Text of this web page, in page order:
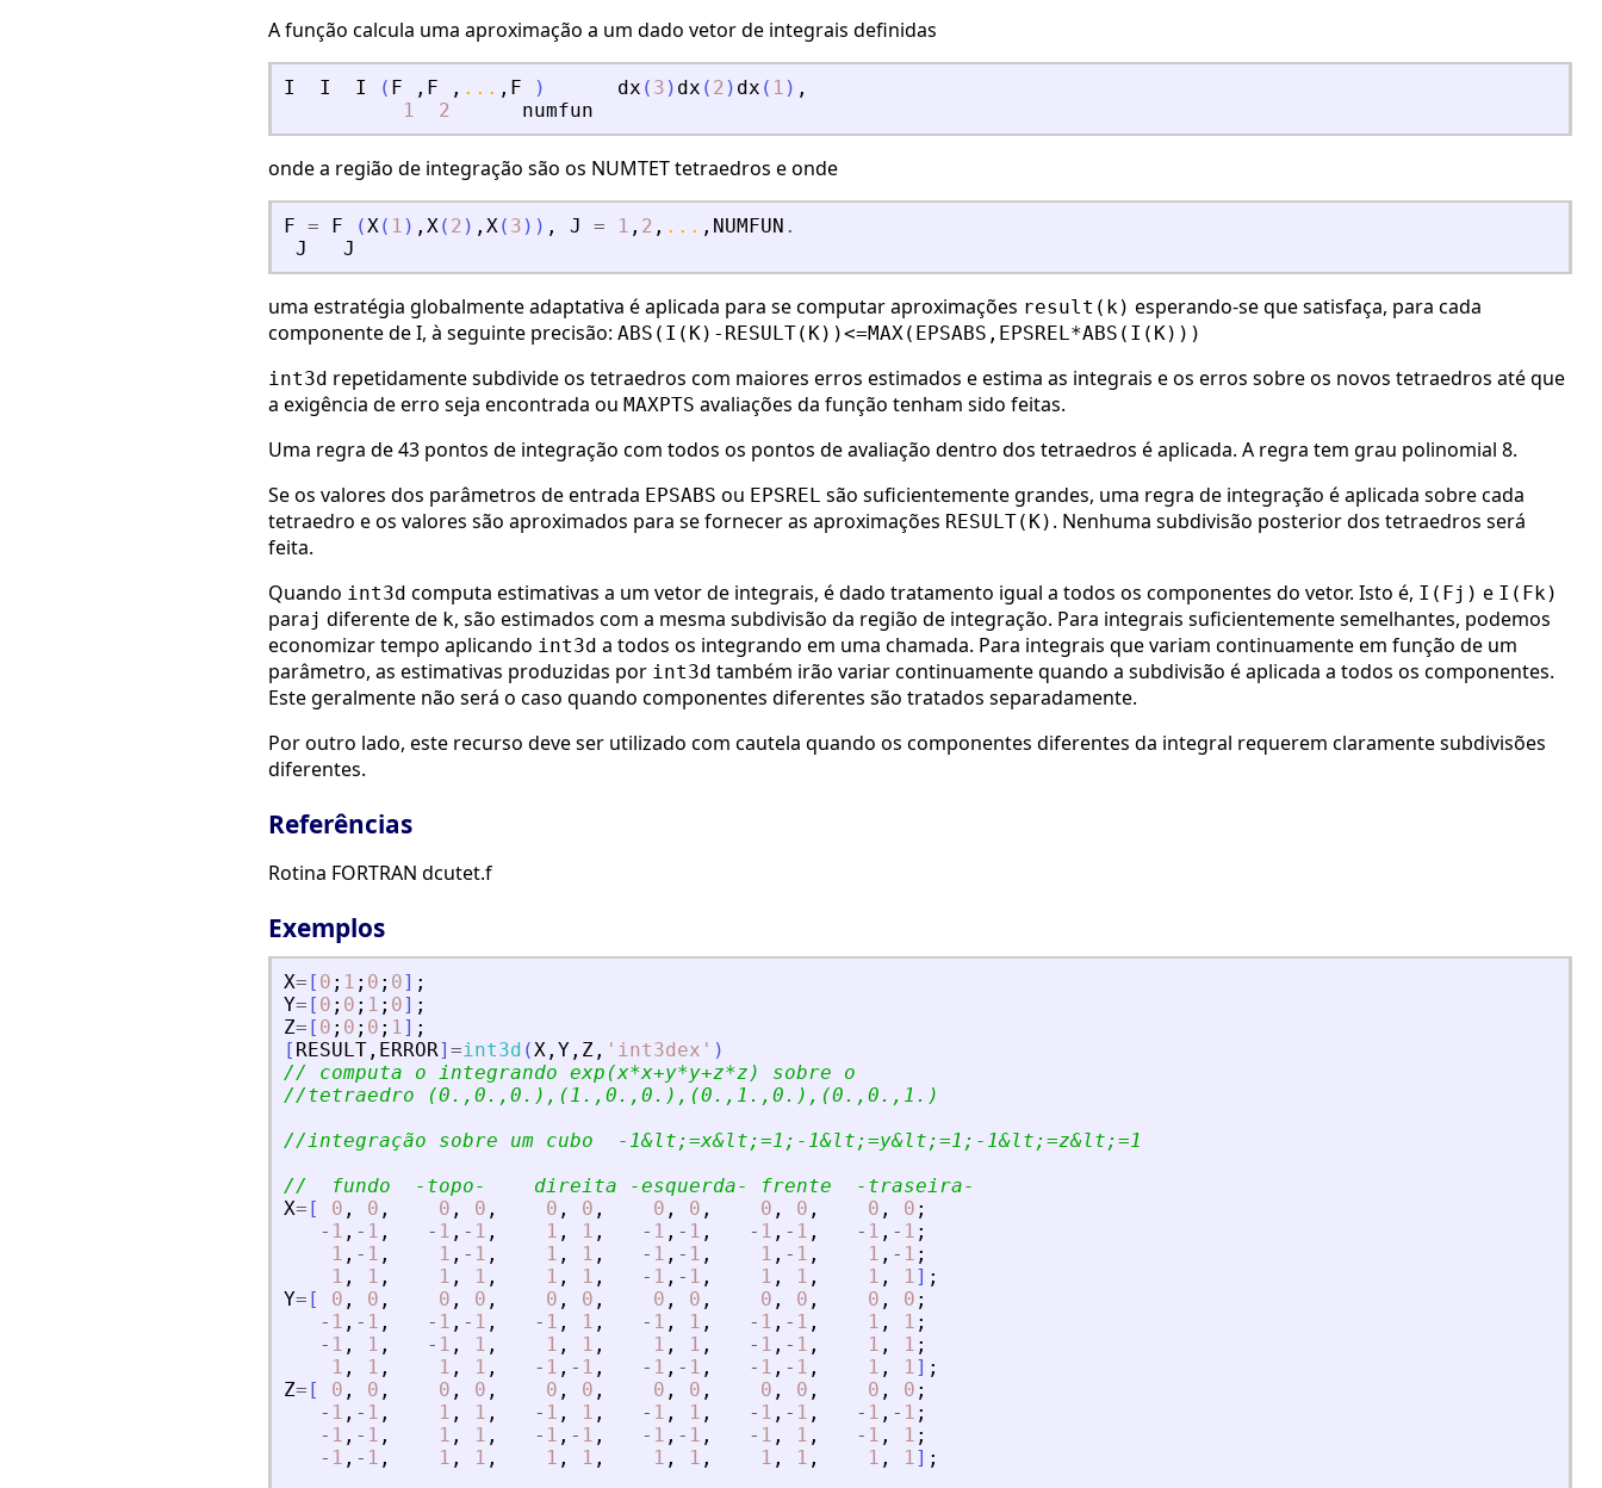
A função calcula uma aproximação a um dado vetor de integrais definidas
I I I ( F , F , ... , F ) dx ( 3 ) dx ( 2 ) dx ( 1 ) ,
1
2 numfun
onde a região de integração são os NUMTET tetraedros e onde
F = F (X( 1 ) , X( 2 ) , X( 3 ) ) , J = 1 , 2 , ... , NUMFUN .
J
J
uma estratégia globalmente adaptativa é aplicada para se computar aproximações result(k) esperando-se que satisfaça, para cada
componente de I, à seguinte precisão: ABS(I(K)-RESULT(K))<=MAX(EPSABS,EPSREL*ABS(I(K)))
int3d repetidamente subdivide os tetraedros com maiores erros estimados e estima as integrais e os erros sobre os novos tetraedros até que
a exigência de erro seja encontrada ou MAXPTS avaliações da função tenham sido feitas.
Uma regra de 43 pontos de integração com todos os pontos de avaliação dentro dos tetraedros é aplicada. A regra tem grau polinomial 8.
Se os valores dos parâmetros de entrada EPSABS ou EPSREL são suficientemente grandes, uma regra de integração é aplicada sobre cada
tetraedro e os valores são aproximados para se fornecer as aproximações RESULT(K) . Nenhuma subdivisão posterior dos tetraedros será
feita.
Quando int3d computa estimativas a um vetor de integrais, é dado tratamento igual a todos os componentes do vetor. Isto é, I(Fj) e I(Fk)
paraj diferente de k, são estimados com a mesma subdivisão da região de integração. Para integrais suficientemente semelhantes, podemos
economizar tempo aplicando int3d a todos os integrando em uma chamada. Para integrais que variam continuamente em função de um
parâmetro, as estimativas produzidas por int3d também irão variar continuamente quando a subdivisão é aplicada a todos os componentes.
Este geralmente não será o caso quando componentes diferentes são tratados separadamente.
Por outro lado, este recurso deve ser utilizado com cautela quando os componentes diferentes da integral requerem claramente subdivisões
diferentes.
Referências
Rotina FORTRAN dcutet.f
Exemplos
X= [ 0 ; 1 ; 0 ; 0] ;
Y= [ 0 ; 0 ; 1 ; 0] ;
Z= [ 0 ; 0 ; 0 ; 1] ;
[ RESULT , ERROR] =int3d (X , Y , Z , ' int3dex ' )
// computa o integrando exp(x*x+y*y+z*z) sobre o
//tetraedro (0.,0.,0.),(1.,0.,0.),(0.,1.,0.),(0.,0.,1.)
//integração sobre um cubo  -1&lt;=x&lt;=1;-1&lt;=y&lt;=1;-1&lt;=z&lt;=1
//  fundo  -topo-    direita -esquerda- frente  -traseira-
X= [ 0 , 0 , 0 , 0 , 0 , 0 , 0 , 0 , 0 , 0 , 0 , 0 ;
- 1 , - 1 , - 1 , - 1 , 1 , 1 , - 1 , - 1 , - 1 , - 1 , - 1 , - 1 ;
1 , - 1 , 1 , - 1 , 1 , 1 , - 1 , - 1 , 1 , - 1 , 1 , - 1 ;
1 , 1 , 1 , 1 , 1 , 1 , - 1 , - 1 , 1 , 1 , 1 , 1] ;
Y= [ 0 , 0 , 0 , 0 , 0 , 0 , 0 , 0 , 0 , 0 , 0 , 0 ;
- 1 , - 1 , - 1 , - 1 , - 1 , 1 , - 1 , 1 , - 1 , - 1 , 1 , 1 ;
- 1 , 1 , - 1 , 1 , 1 , 1 , 1 , 1 , - 1 , - 1 , 1 , 1 ;
1 , 1 , 1 , 1 , - 1 , - 1 , - 1 , - 1 , - 1 , - 1 , 1 , 1] ;
Z= [ 0 , 0 , 0 , 0 , 0 , 0 , 0 , 0 , 0 , 0 , 0 , 0 ;
- 1 , - 1 , 1 , 1 , - 1 , 1 , - 1 , 1 , - 1 , - 1 , - 1 , - 1 ;
- 1 , - 1 , 1 , 1 , - 1 , - 1 , - 1 , - 1 , - 1 , 1 , - 1 , 1 ;
- 1 , - 1 , 1 , 1 , 1 , 1 , 1 , 1 , 1 , 1 , 1 , 1] ;